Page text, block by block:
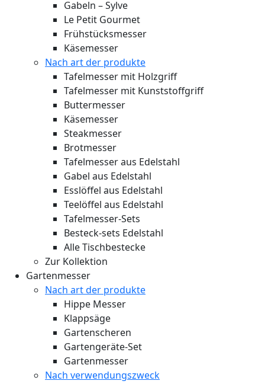
Gabeln – Sylve
Le Petit Gourmet
Frühstücksmesser
Käsemesser
Nach art der produkte
Tafelmesser mit Holzgriff
Tafelmesser mit Kunststoffgriff
Buttermesser
Käsemesser
Steakmesser
Brotmesser
Tafelmesser aus Edelstahl
Gabel aus Edelstahl
Esslöffel aus Edelstahl
Teelöffel aus Edelstahl
Tafelmesser-Sets
Besteck-sets Edelstahl
Alle Tischbestecke
Zur Kollektion
Gartenmesser
Nach art der produkte
Hippe Messer
Klappsäge
Gartenscheren
Gartengeräte-Set
Gartenmesser
Nach verwendungszweck